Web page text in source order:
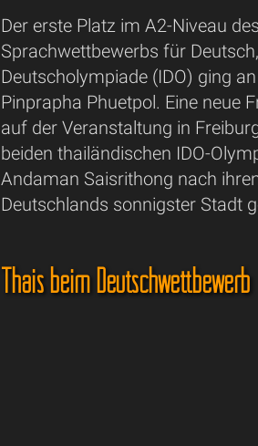
Der erste Platz im A2-Niveau
Sprachwettbewerbs für
Deutscholympiade (IDO) ging
Pinprapha Phuetpol. Eine neue
auf der Veranstaltung in
beiden thailändischen IDO-
Andaman Saisrithong nach
Deutschlands sonnigster Stadt
Thais beim Deutschwettbewerb